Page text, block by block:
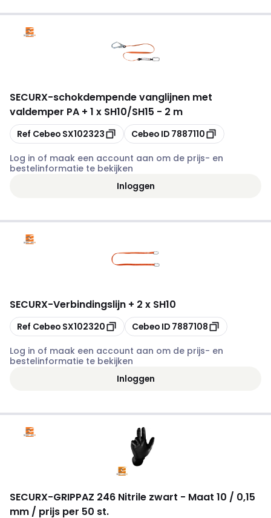
SECURX-schokdempende vanglijnen met
valdemper PA + 1 x SH10/SH15 - 2 m
Kopiëren
Ref Cebeo SX102323 Kopiëren
Cebeo ID 7887110
Log in of maak een account aan om de prijs- en
bestelinformatie te bekijken
Inloggen
SECURX-Verbindingslijn + 2 x SH10
Kopiëren
Ref Cebeo SX102320 Kopiëren
Cebeo ID 7887108
Log in of maak een account aan om de prijs- en
bestelinformatie te bekijken
Inloggen
SECURX-GRIPPAZ 246 Nitrile zwart - Maat 10 / 0,15
mm / prijs per 50 st.